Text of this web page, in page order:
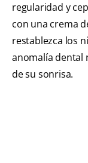
regularidad y
con una crema
restablezca los
anomalía dental
de su sonrisa.